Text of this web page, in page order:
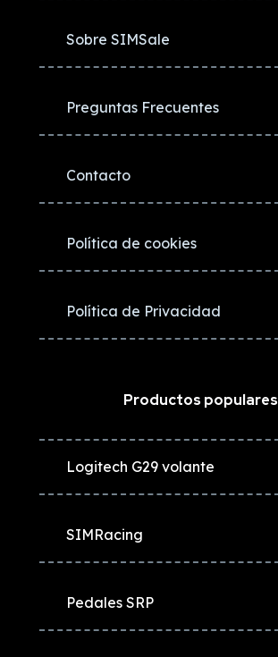
Sobre SIMSale
Preguntas Frecuentes
Contacto
Política de cookies
Política de Privacidad
Productos populares
Logitech G29 volante
SIMRacing
Pedales SRP